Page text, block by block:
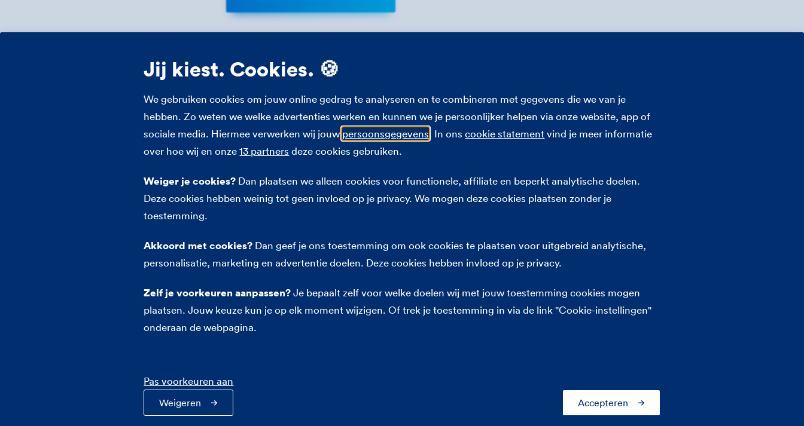
Meer informatie
Opstal- en inboedelverzekering
Inboedelverzekering
Zorgverzekering
Rechtsbijstandverzekering
Jij kiest. Cookies. 🍪
We gebruiken cookies om jouw online gedrag te analyseren en te combineren met gegevens die we van je
hebben. Zo weten we welke advertenties werken en kunnen we je persoonlijker helpen via onze website, app of
sociale media. Hiermee verwerken wij jouw persoonsgegevens. In onscookie statementvind je meer informatie
over hoe wij en onze13 partners deze cookies gebruiken.
Weiger je cookies? Dan plaatsen we alleen cookies voor functionele, affiliate en beperkt analytische doelen.
Deze cookies hebben weinig tot geen invloed op je privacy. We mogen deze cookies plaatsen zonder je
toestemming.
Akkoord met cookies? Dan geef je ons toestemming om ook cookies te plaatsen voor uitgebreid analytische,
personalisatie, marketing en advertentie doelen. Deze cookies hebben invloed op je privacy.
Zelf je voorkeuren aanpassen?Je bepaalt zelf voor welke doelen wij met jouw toestemming cookies mogen
plaatsen. Jouw keuze kun je op elk moment wijzigen. Of trek je toestemming in via de link "Cookie-instellingen"
onderaan de webpagina.
Pas voorkeuren aan
Accepteren
Weigeren